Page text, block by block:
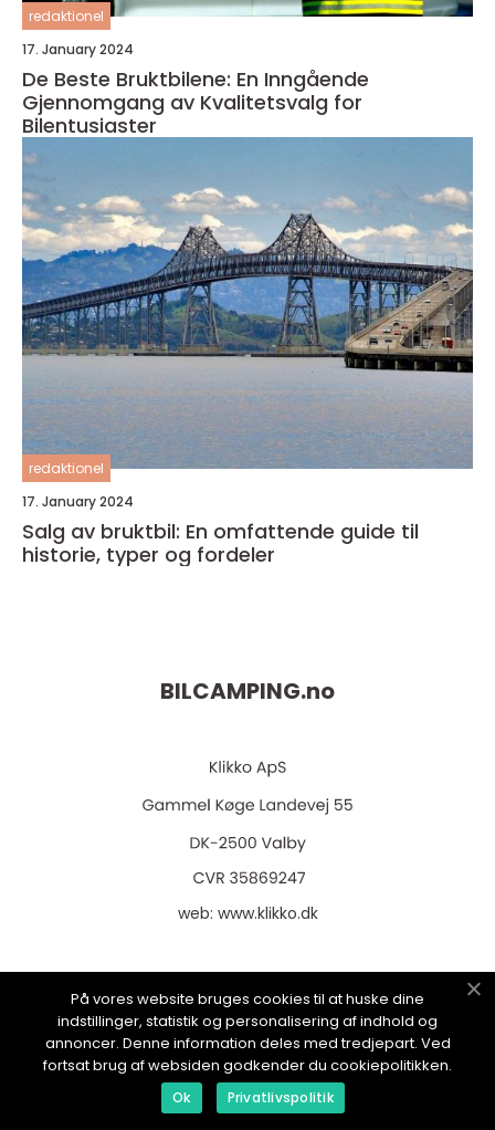
redaktionel
17. January 2024
De Beste Bruktbilene: En Inngående
Gjennomgang av Kvalitetsvalg for
Bilentusiaster
redaktionel
17. January 2024
Salg av bruktbil: En omfattende guide til
historie, typer og fordeler
BILCAMPING.no
web: www.klikko.dk
Menu
Reklame
På vores website bruges cookies til at huske dine
indstillinger, statistik og personalisering af indhold og
annoncer. Denne information deles med tredjepart. Ved
fortsat brug af websiden godkender du cookiepolitikken.
Ok Privatlivspolitik